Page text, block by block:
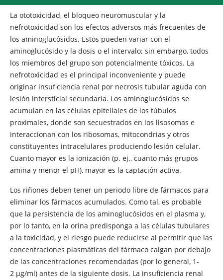
La ototoxicidad, el bloqueo neuromuscular y la
nefrotoxicidad son los efectos adversos más frecuentes de
los aminoglucósidos. Estos pueden variar con el
aminoglucósido y la dosis o el intervalo; sin embargo, todos
los miembros del grupo son potencialmente tóxicos. La
nefrotoxicidad es el principal inconveniente y puede
originar insuficiencia renal por necrosis tubular aguda con
lesión intersticial secundaria. Los aminoglucósidos se
acumulan en las células epiteliales de los túbulos
proximales, donde son secuestrados en los lisosomas e
interaccionan con los ribosomas, mitocondrias y otros
constituyentes intracelulares produciendo lesión celular.
Cuanto mayor es la ionización (p. ej., cuanto más grupos
amina y menor el pH), mayor es la captación activa.
Los riñones deben tener un periodo libre de fármacos para
eliminar los fármacos acumulados. Como tal, es probable
que la persistencia de los aminoglucósidos en el plasma y,
por lo tanto, en la orina predisponga a las células tubulares
a la toxicidad, y el riesgo puede reducirse al permitir que las
concentraciones plasmáticas del fármaco caigan por debajo
de las concentraciones recomendadas (por lo general, 1-
2 μg/ml) antes de la siguiente dosis. La insuficiencia renal